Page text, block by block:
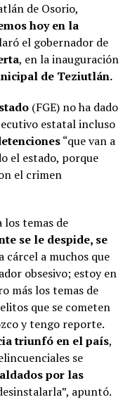
de Osorio,
hoy en la
el gobernador de
, en la inauguración
de Teziutlán.
(FGE) no ha dado
estatal incluso
“que van a
el estado, porque
el crimen
los temas de
se le despide, se
cárcel a muchos que
obsesivo; estoy en
más los temas de
que se cometen
y tengo reporte.
triunfó en el país,
se
por las
apuntó.